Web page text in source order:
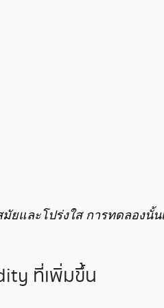
และโปร่งใส การทดลองนั้น
ที่เพิ่มขึ้น